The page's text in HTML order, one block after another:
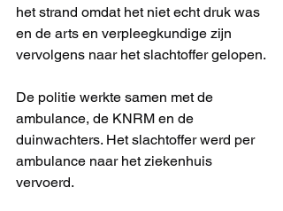
het strand omdat het niet echt druk was
en de arts en verpleegkundige zijn
vervolgens naar het slachtoffer gelopen.
De politie werkte samen met de
ambulance, de KNRM en de
duinwachters. Het slachtoffer werd per
ambulance naar het ziekenhuis
vervoerd.